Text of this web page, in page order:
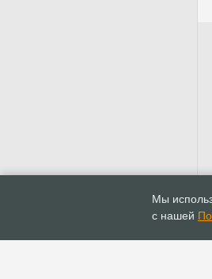
Мы
с нашей